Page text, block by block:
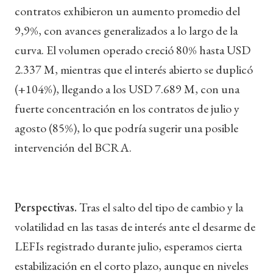
contratos exhibieron un aumento promedio del
9,9%, con avances generalizados a lo largo de la
curva. El volumen operado creció 80% hasta USD
2.337 M, mientras que el interés abierto se duplicó
(+104%), llegando a los USD 7.689 M, con una
fuerte concentración en los contratos de julio y
agosto (85%), lo que podría sugerir una posible
intervención del BCRA.
Perspectivas.Tras el salto del tipo de cambio y la
volatilidad en las tasas de interés ante el desarme de
LEFIs registrado durante julio, esperamos cierta
estabilización en el corto plazo, aunque en niveles